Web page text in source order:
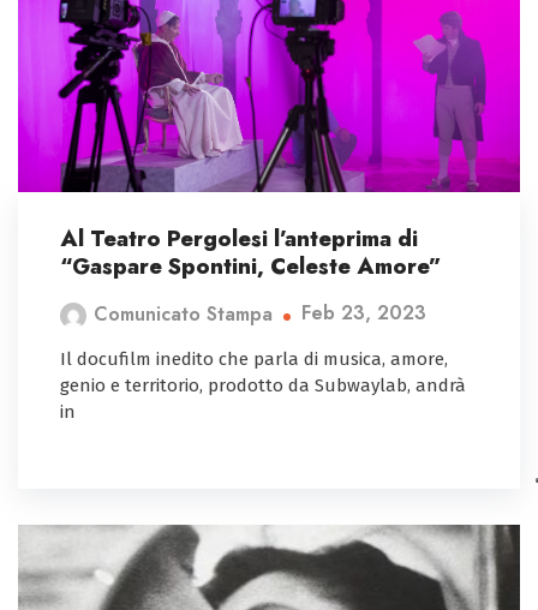
Al Teatro Pergolesi l’anteprima di
“Gaspare Spontini, Celeste Amore”
Comunicato Stampa Feb 23, 2023
Il docufilm inedito che parla di musica, amore,
genio e territorio, prodotto da Subwaylab, andrà
in